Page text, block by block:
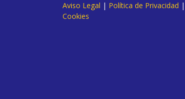
Aviso Legal | Política de Privacidad |
Cookies